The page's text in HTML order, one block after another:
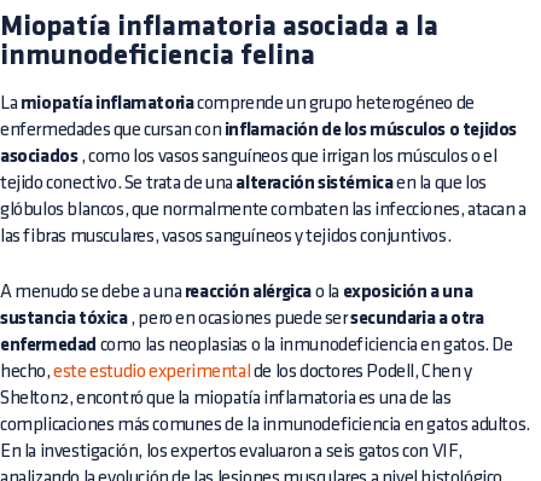
Miopatía inflamatoria asociada a la
inmunodeficiencia felina
La miopatía inflamatoriacomprende un grupo heterogéneo de
enfermedades que cursan con inflamación de los músculos o tejidos
asociados, como los vasos sanguíneos que irrigan los músculos o el
tejido conectivo. Se trata de una alteración sistémicaen la que los
glóbulos blancos, que normalmente combaten las infecciones, atacan a
las fibras musculares, vasos sanguíneos y tejidos conjuntivos.
A menudo se debe a una reacción alérgica o la exposición a una
sustancia tóxica, pero en ocasiones puede sersecundaria a otra
enfermedad como las neoplasias o la inmunodeficiencia en gatos. De
hecho,este estudio experimental de los doctores Podell, Chen y
Shelton2, encontró que la miopatía inflamatoria es una de las
complicaciones más comunes de la inmunodeficiencia en gatos adultos.
En la investigación, los expertos evaluaron a seis gatos con VIF,